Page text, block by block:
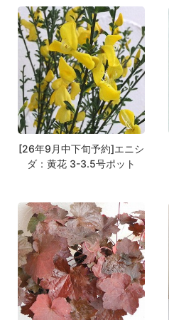
[26年9月中下旬予約]エニシ
ダ：黄花 3-3.5号ポット